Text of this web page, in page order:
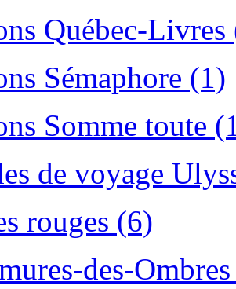
Québec-Livres
Sémaphore (1)
Somme toute
de voyage
rouges (6)
des-